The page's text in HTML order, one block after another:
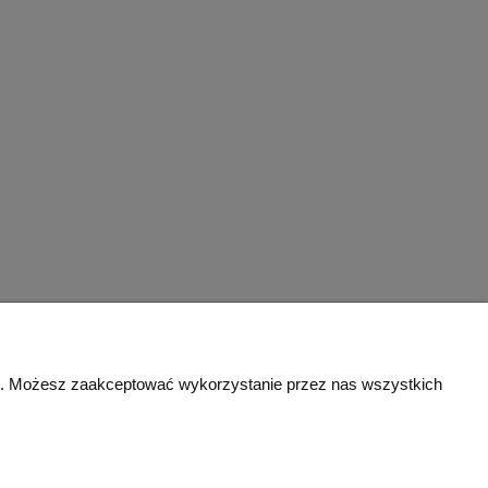
Możesz zaakceptować wykorzystanie przez nas wszystkich